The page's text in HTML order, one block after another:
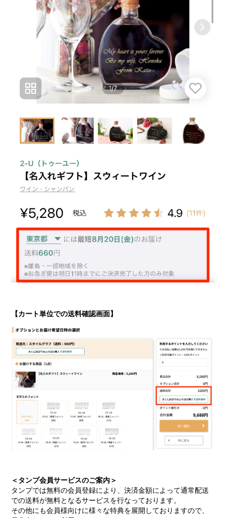
【カート単位での送料確認画面】
＜タンプ会員サービスのご案内＞
タンプでは無料の会員登録により、決済金額によって通常配送
での送料が無料となるサービスを行なっております。
その他にも会員様向けに様々な特典を展開しておりますので、